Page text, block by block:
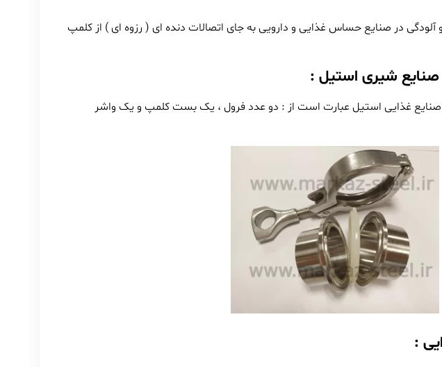
آلودگی در صنایع حساس غذایی و دارویی به جای اتصالات دنده ای ( رزوه ای ) از کلمپ
شیری استیل :
غذایی استیل عبارت است از : دو عدد فرول ، یک بست کلمپ و یک واشر
: